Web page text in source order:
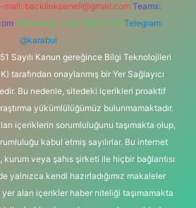
mail: backlinkpaneli@gmail.com Teams:
Whatsapp: 0262 606 0 726 Telegram:
@karabul
Sayılı Kanun gereğince Bilgi Teknolojileri
tarafından onaylanmış bir Yer Sağlayıcı
Bu nedenle, sitedeki içerikleri proaktif
yükümlülüğümüz bulunmamaktadır.
içeriklerin sorumluluğunu taşımakta olup,
kabul etmiş sayılırlar. Bu internet
veya şahıs şirketi ile hiçbir bağlantısı
yalnızca kendi hazırladığımız makaleler
yer alan içerikler haber niteliği taşımamakta